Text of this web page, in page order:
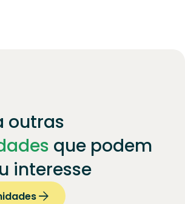
outras
que podem
interesse